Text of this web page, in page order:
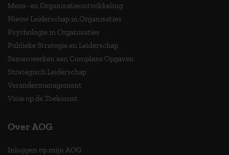
Mens- en Organisatieontwikkeling
Nieuw Leiderschap in Organisaties
Psychologie in Organisaties
Publieke Strategie en Leiderschap
Samenwerken aan Complexe Opgaven
Strategisch Leiderschap
Verandermanagement
Visie op de Toekomst
Over AOG
Inloggen op mijn AOG